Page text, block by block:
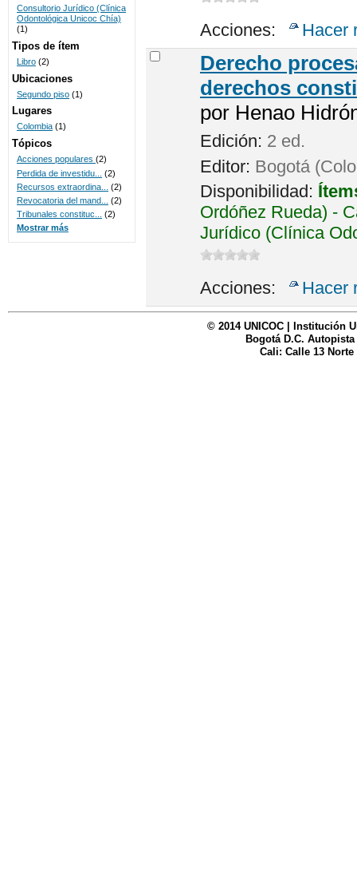
Acciones: Hacer
Derecho
derechos
por Henao
Edición: 2 ed.
Editor: Bogotá
Disponibilidad:
Ordóñez Rueda) -
Jurídico (Clínica
Acciones: Hacer
Consultorio Jurídico (Clínica
Odontológica Unicoc Chía)
(1)
Tipos de ítem
Libro (2)
Ubicaciones
Segundo piso (1)
Lugares
Colombia (1)
Tópicos
Acciones populares (2)
Perdida de investidu...
(2)
Recursos extraordina...
(2)
Revocatoria del mand...
(2)
Tribunales constituc...
(2)
Mostrar más
© 2014 UNICOC | Institución
Bogotá D.C. Autopista
Cali: Calle 13 Norte